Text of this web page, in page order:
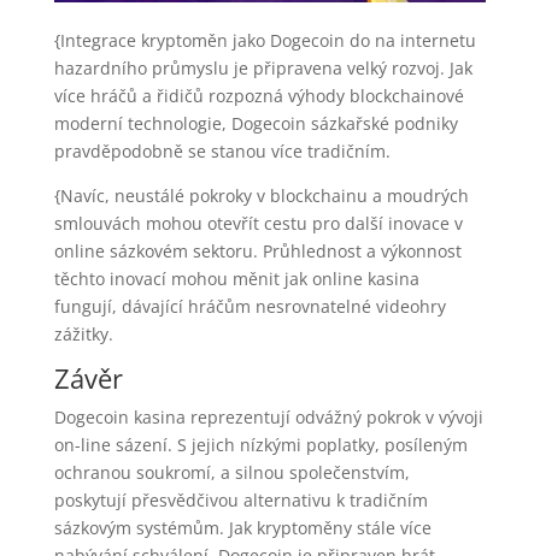
{Integrace kryptoměn jako Dogecoin do na internetu
hazardního průmyslu je připravena velký rozvoj. Jak
více hráčů a řidičů rozpozná výhody blockchainové
moderní technologie, Dogecoin sázkařské podniky
pravděpodobně se stanou více tradičním.
{Navíc, neustálé pokroky v blockchainu a moudrých
smlouvách mohou otevřít cestu pro další inovace v
online sázkovém sektoru. Průhlednost a výkonnost
těchto inovací mohou měnit jak online kasina
fungují, dávající hráčům nesrovnatelné videohry
zážitky.
Závěr
Dogecoin kasina reprezentují odvážný pokrok v vývoji
on-line sázení. S jejich nízkými poplatky, posíleným
ochranou soukromí, a silnou společenstvím,
poskytují přesvědčivou alternativu k tradičním
sázkovým systémům. Jak kryptoměny stále více